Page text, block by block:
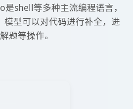
shell等多种主流编程语言，
模型可以对代码进行补全，进
题等操作。